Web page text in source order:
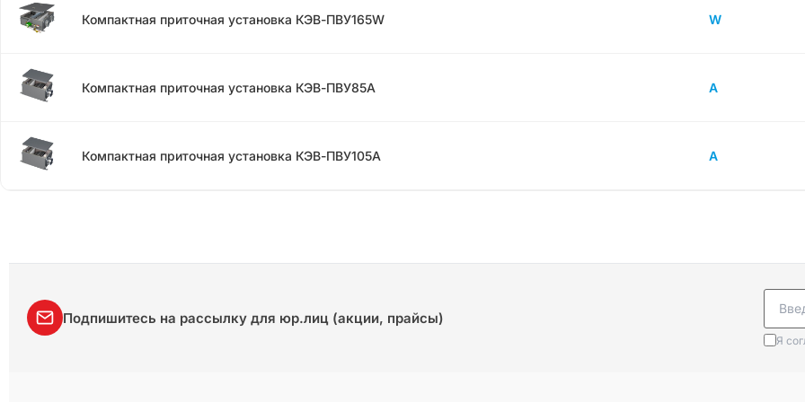
Компактная приточная установка КЭВ-ПВУ165W W
Компактная приточная установка КЭВ-ПВУ85A A
Компактная приточная установка КЭВ-ПВУ105A A
Подпишитесь на рассылку для юр.лиц (акции, прайсы)
Я